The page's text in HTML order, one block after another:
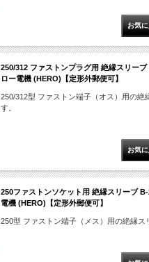
250/312 ファストンプラグ用 絶縁スリー
ロー電機 (HERO)【定形外郵便可】
250/312型 ファストン端子（オス）用の絶
す。
250ファストンソケット用 絶縁スリーブ
電機 (HERO)【定形外郵便可】
250型 ファストン端子（メス）用の絶縁ス